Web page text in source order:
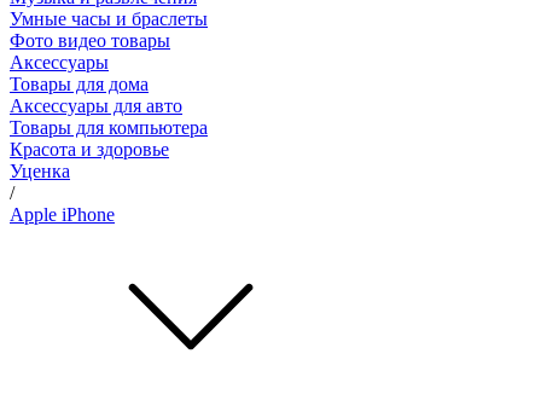
Умные часы и браслеты
Фото видео товары
Аксессуары
Товары для дома
Аксессуары для авто
Товары для компьютера
Красота и здоровье
Уценка
/
Apple iPhone